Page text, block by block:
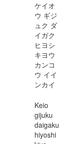
ケイオ
ウ ギジ
ュク ダ
イガク
ヒヨシ
キヨウ
カンコ
ウ イイ
ンカイ
Keio
gijuku
daigaku
hiyoshi